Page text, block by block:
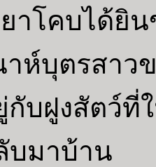
บได้ยินข่
าห์บุตรสา
กับฝูงสัตว์ที่
บมาบ้าน